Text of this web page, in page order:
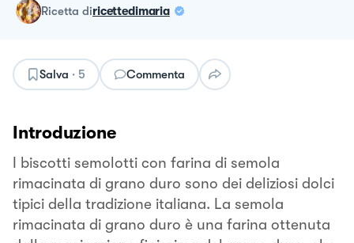
ricetta diricettedimaria
Salva · 5 Commenta
Introduzione
I biscotti semolotti con farina di semola
rimacinata di grano duro sono dei deliziosi dolci
tipici della tradizione italiana. La semola
rimacinata di grano duro è una farina ottenuta